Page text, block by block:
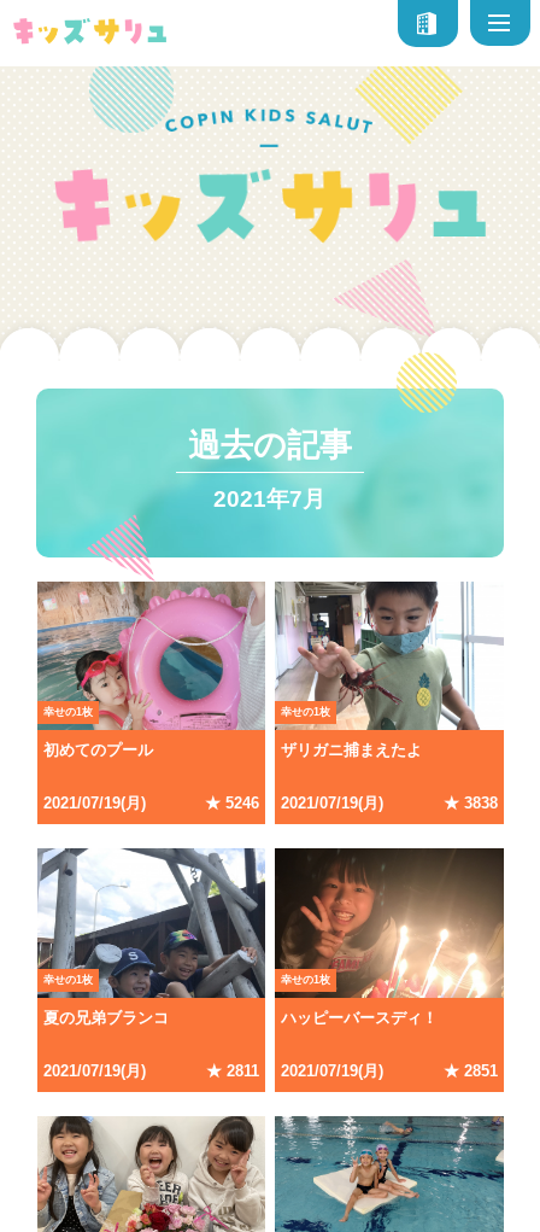
過去の記事
2021年7月
幸せの1枚
初めてのプール
2021/07/19(月 ) ★5246
幸せの1枚
ザリガニ捕まえたよ
2021/07/19(月 ) ★ 3838
幸せの1枚
夏の兄弟ブランコ
2021/07/19(月) ★2811
幸せの1枚
ハッピーバースディ！
2021/07/19(月) ★ 2851